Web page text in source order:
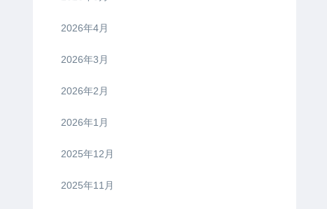
2026年4月
2026年3月
2026年2月
2026年1月
2025年12月
2025年11月